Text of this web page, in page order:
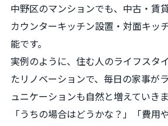
中野区のマンションでも、中古・賃
カウンターキッチン設置・対面キッ
能です。
実例のように、住む人のライフスタ
たリノベーションで、毎日の家事が
ュニケーションも自然と増えていきま
「うちの場合はどうかな？」「費用